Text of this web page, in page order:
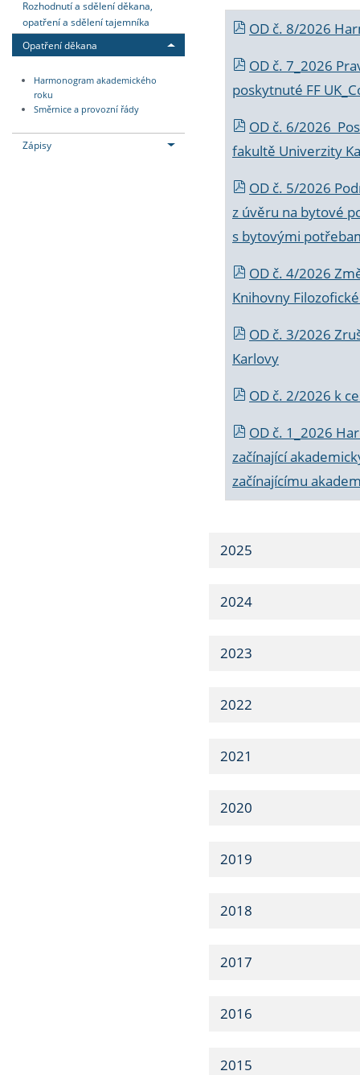
Rozhodnutí a sdělení děkana,
opatření a sdělení tajemníka
Opatření děkana
Harmonogram akademického
roku
Směrnice a provozní řády
Zápisy
OD č. 8/2026
OD č. 7_2026
poskytnuté FF
OD č. 6/2026
fakultě Univerzity
OD č. 5/2026
z úvěru na bytové
s bytovými
OD č. 4/2026
Knihovny
OD č. 3/2026
Karlovy
OD č. 2/2026 k
OD č. 1_2026
začínající
začínajícímu
2025
2024
2023
2022
2021
2020
2019
2018
2017
2016
2015